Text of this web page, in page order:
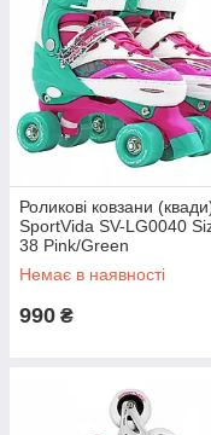
Роликові ковзани
SportVida SV-LG0040
38 Pink/Green
Немає в наявності
990 ₴